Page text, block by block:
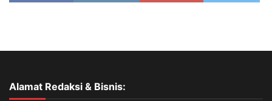
Alamat Redaksi & Bisnis: